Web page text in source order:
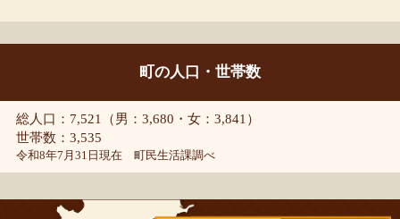
町の人口・世帯数
総人口：7,521（男：3,680・女：3,841）
世帯数：3,535
令和8年7月31日現在 町民生活課調べ